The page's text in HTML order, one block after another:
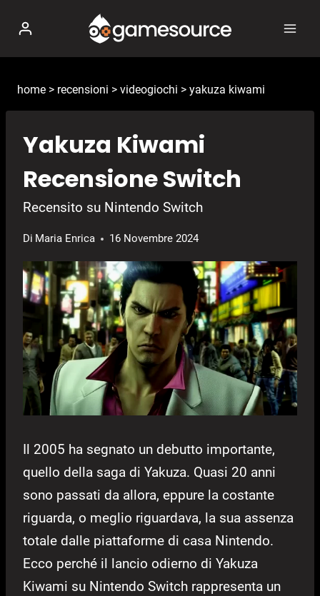
contenuto
home > recensioni > videogiochi > yakuza kiwami
Yakuza Kiwami
Recensione Switch
Recensito su Nintendo Switch
Di Maria Enrica 16 Novembre 2024
Il 2005 ha segnato un debutto importante,
quello della saga di Yakuza. Quasi 20 anni
sono passati da allora, eppure la costante
riguarda, o meglio riguardava, la sua assenza
totale dalle piattaforme di casa Nintendo.
Ecco perché il lancio odierno di Yakuza
Kiwami su Nintendo Switch rappresenta un